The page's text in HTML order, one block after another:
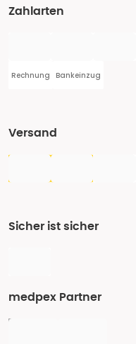
Zahlarten
Rechnung Bankeinzug
Versand
Sicher ist sicher
medpex Partner